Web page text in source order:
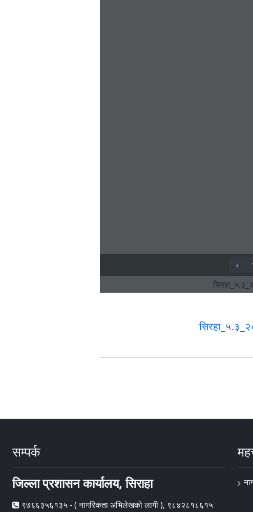
सम्पर्क
जिल्ला प्रशासन कार्यालय, सिराहा
९७६६३५६१३५ - ( नागरिकता अभिलेखको लागी ), ९८४२८१८६१५